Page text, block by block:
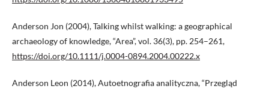
Anderson Jon (2004), Talking whilst walking: a geographical
archaeology of knowledge, “Area”, vol. 36(3), pp. 254–261,
https://doi.org/10.1111/j.0004-0894.2004.00222.x
Anderson Leon (2014), Autoetnografia analityczna, “Przegląd